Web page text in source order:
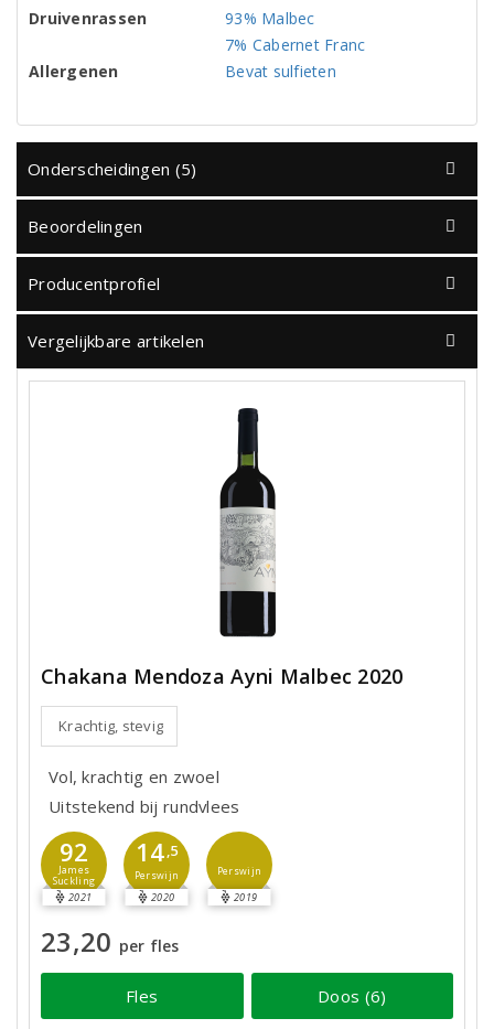
Druivenrassen
93% Malbec
7% Cabernet Franc
Allergenen
Bevat sulfieten
Onderscheidingen (5)
Beoordelingen
Producentprofiel
Vergelijkbare artikelen
Chakana Mendoza Ayni Malbec 2020
Krachtig, stevig
Vol, krachtig en zwoel
Uitstekend bij rundvlees
92
James
Suckling
2021
14,5
Perswijn
2020
Perswijn
2019
23,20 per fles
Fles Doos (6)